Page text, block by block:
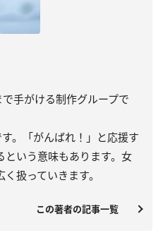
手がける制作グループで
。「がんばれ！」と応援す
という意味もあります。女
扱っていきます。
この著者の記事一覧